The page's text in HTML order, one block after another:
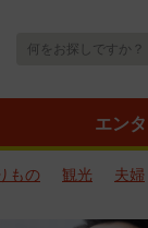
エン
もの 観光 夫婦